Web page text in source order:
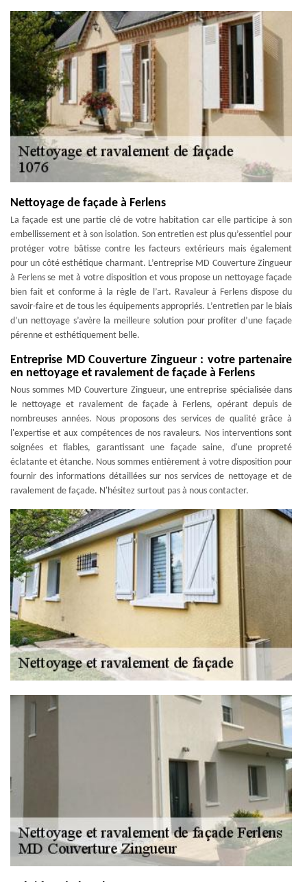
Nettoyage de façade à Ferlens
La façade est une partie clé de votre habitation car elle participe à son
embellissement et à son isolation. Son entretien est plus qu’essentiel pour
protéger votre bâtisse contre les facteurs extérieurs mais également
pour un côté esthétique charmant. L’entreprise MD Couverture Zingueur
à Ferlens se met à votre disposition et vous propose un nettoyage façade
bien fait et conforme à la règle de l’art. Ravaleur à Ferlens dispose du
savoir-faire et de tous les équipements appropriés. L’entretien par le biais
d’un nettoyage s’avère la meilleure solution pour profiter d’une façade
pérenne et esthétiquement belle.
Entreprise MD Couverture Zingueur : votre partenaire
en nettoyage et ravalement de façade à Ferlens
Nous sommes MD Couverture Zingueur, une entreprise spécialisée dans
le nettoyage et ravalement de façade à Ferlens, opérant depuis de
nombreuses années. Nous proposons des services de qualité grâce à
l'expertise et aux compétences de nos ravaleurs. Nos interventions sont
soignées et fiables, garantissant une façade saine, d'une propreté
éclatante et étanche. Nous sommes entièrement à votre disposition pour
fournir des informations détaillées sur nos services de nettoyage et de
ravalement de façade. N'hésitez surtout pas à nous contacter.